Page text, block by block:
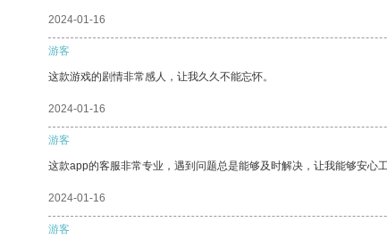
2024-01-16
游客
这款游戏的剧情非常感人，让我久久不能忘怀。
2024-01-16
游客
这款app的客服非常专业，遇到问题总是能够及时解决，让我能够安心工
2024-01-16
游客